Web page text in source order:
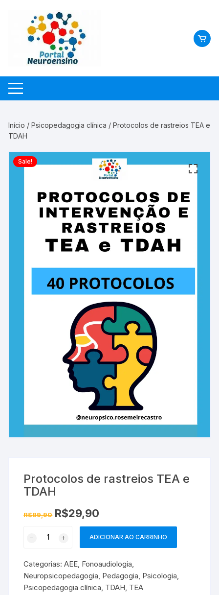
Início /Psicopedagogia clínica / Protocolos de rastreios TEA e
TDAH
Sale!
Protocolos de rastreios TEA e
TDAH
R$89,90 O
preço
R$89,90.
R$29,90
atual
é:
R$29,90.
TEA
e
TDAH
ADICIONAR AO CARRINHO
Categorias:AEE Fonoaudiologia
Neuropsicopedagogia Pedagogia Psicologia
Psicopedagogia clínica TDAH TEA